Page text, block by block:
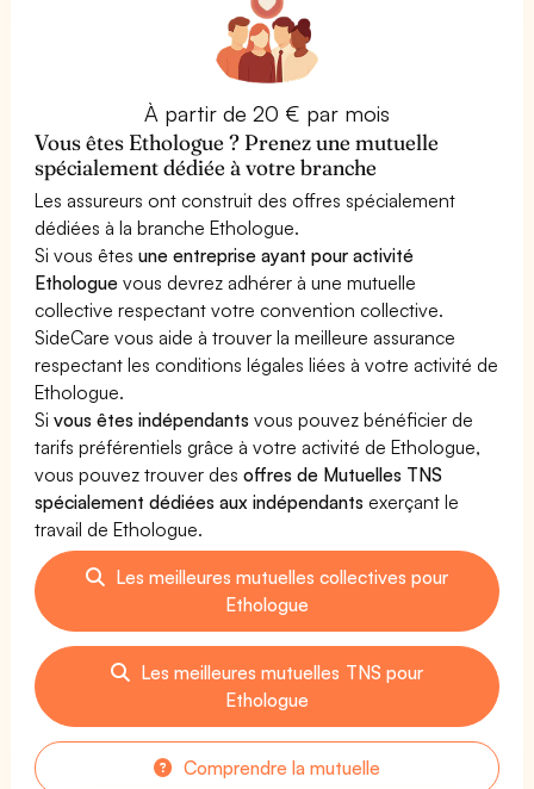
À partir de 20 € par mois
Vous êtes Ethologue ? Prenez une mutuelle
spécialement dédiée à votre branche
Les assureurs ont construit des offres spécialement
dédiées à la branche Ethologue.
Si vous êtesune entreprise ayant pour activité
Ethologue vous devrez adhérer à une mutuelle
collective respectant votre convention collective.
SideCare vous aide à trouver la meilleure assurance
respectant les conditions légales liées à votre activité de
Ethologue.
Sivous êtes indépendants vous pouvez bénéficier de
tarifs préférentiels grâce à votre activité de Ethologue,
vous pouvez trouver desoffres de Mutuelles TNS
spécialement dédiées aux indépendants exerçant le
travail de Ethologue.
Les meilleures mutuelles collectives pour
Ethologue
Les meilleures mutuelles TNS pour
Ethologue
Comprendre la mutuelle